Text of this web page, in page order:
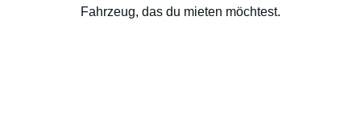
Fahrzeug, das du mieten möchtest.